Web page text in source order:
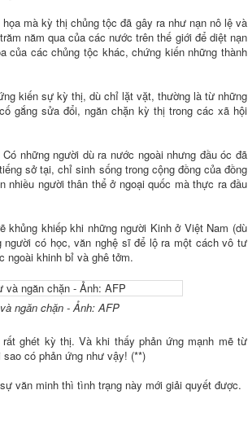
mà kỳ thị chủng tộc đã gây ra như nạn nô lệ và
năm qua của các nước trên thế giới để diệt nạn
của các chủng tộc khác, chứng kiến những thành
kiến sự kỳ thị, dù chỉ lặt vặt, thường là từ những
gắng sửa đổi, ngăn chặn kỳ thị trong các xã hội
những người dù ra nước ngoài nhưng đầu óc đã
sở tại, chỉ sinh sống trong cộng đồng của đồng
nhiều người thân thể ở ngoại quốc mà thực ra đầu
khiếp khi những người Kinh ở Việt Nam (dù
có học, văn nghệ sĩ để lộ ra một cách vô tư
ngoài khinh bỉ và ghê tởm.
ngăn chặn - Ảnh: AFP
ghét kỳ thị. Và khi thấy phản ứng mạnh mẽ từ
sao có phản ứng như vậy! (**)
văn minh thì tình trạng này mới giải quyết được.